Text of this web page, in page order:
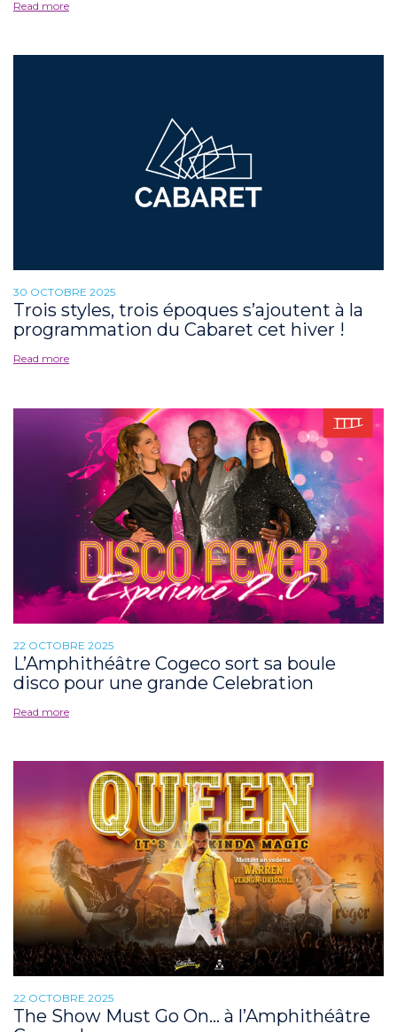
Read more
30 OCTOBRE 2025
Trois styles, trois époques s’ajoutent à la
programmation du Cabaret cet hiver !
Read more
22 OCTOBRE 2025
L’Amphithéâtre Cogeco sort sa boule
disco pour une grande Celebration
Read more
22 OCTOBRE 2025
The Show Must Go On… à l’Amphithéâtre